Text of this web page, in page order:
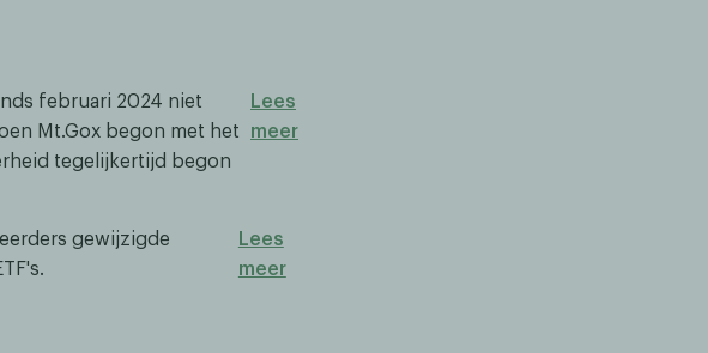
februari 2024 niet
Mt.Gox begon met het
tegelijkertijd begon
Lees
meer
gewijzigde
Lees
meer